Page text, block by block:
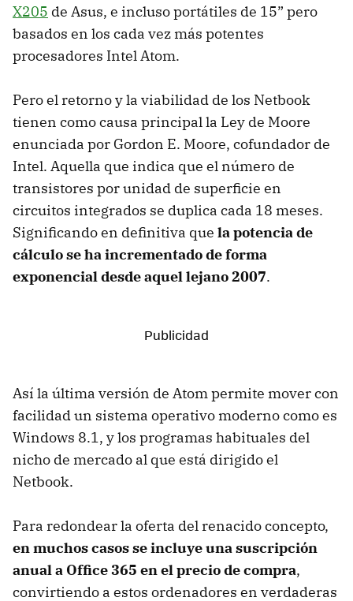
X205 de Asus, e incluso portátiles de 15” pero
basados en los cada vez más potentes
procesadores Intel Atom.
Pero el retorno y la viabilidad de los Netbook
tienen como causa principal la Ley de Moore
enunciada por Gordon E. Moore, cofundador de
Intel. Aquella que indica que el número de
transistores por unidad de superficie en
circuitos integrados se duplica cada 18 meses.
Significando en definitiva que la potencia de
cálculo se ha incrementado de forma
exponencial desde aquel lejano 2007.
Así la última versión de Atom permite mover con
facilidad un sistema operativo moderno como es
Windows 8.1, y los programas habituales del
nicho de mercado al que está dirigido el
Netbook.
Para redondear la oferta del renacido concepto,
en muchos casos se incluye una suscripción
anual a Office 365 en el precio de compra,
convirtiendo a estos ordenadores en verdaderas